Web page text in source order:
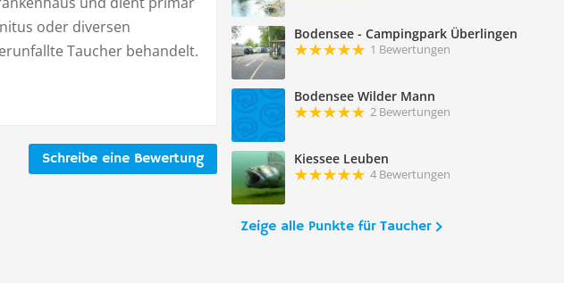
Bodensee - Campingpark Überlingen
1 Bewertungen
Bodensee Wilder Mann
2 Bewertungen
Kiessee Leuben
4 Bewertungen
Zeige alle Punkte für Taucher
oder diversen
Taucher behandelt.
Schreibe eine Bewertung